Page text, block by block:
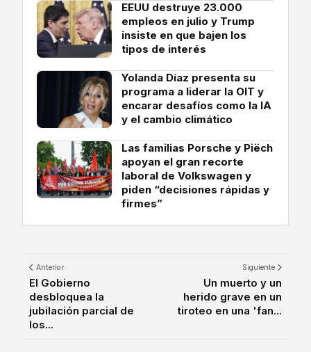
EEUU destruye 23.000
empleos en julio y Trump
insiste en que bajen los
tipos de interés
Yolanda Díaz presenta su
programa a liderar la OIT y
encarar desafíos como la IA
y el cambio climático
Las familias Porsche y Piëch
apoyan el gran recorte
laboral de Volkswagen y
piden “decisiones rápidas y
firmes”
Anterior
El Gobierno
desbloquea la
jubilación parcial de
los...
Siguiente
Un muerto y un
herido grave en un
tiroteo en una 'fan...